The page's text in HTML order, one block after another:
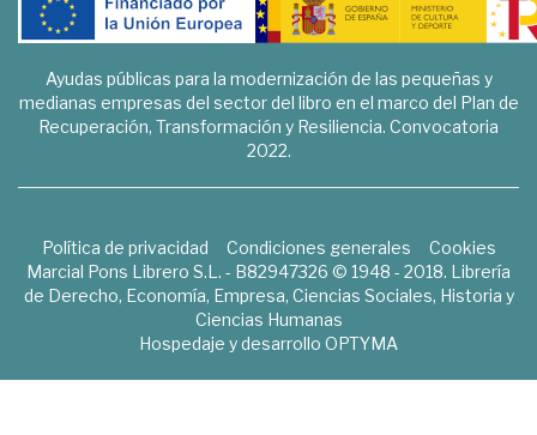
Ayudas públicas para la modernización de las pequeñas y
medianas empresas del sector del libro en el marco del Plan de
Recuperación, Transformación y Resiliencia. Convocatoria
2022.
Política de privacidad Condiciones generales
Cookies
Marcial Pons Librero S.L. - B82947326 © 1948 - 2018. Librería
de Derecho, Economía, Empresa, Ciencias Sociales, Historia y
Ciencias Humanas
Hospedaje y desarrollo OPTYMA